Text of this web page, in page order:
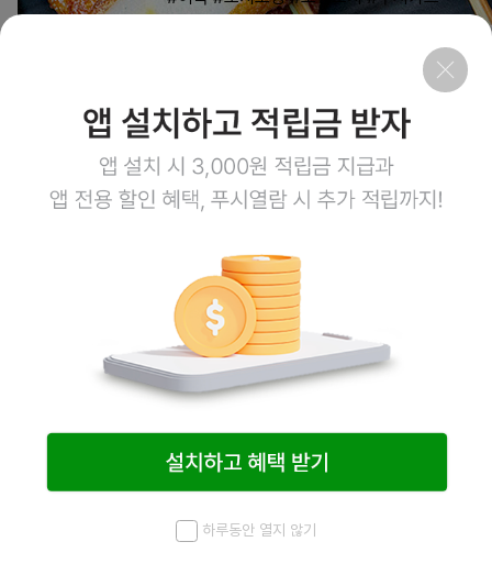
1+1
적색 사각한뺀 600g
20g*30EA
Sold Out
하루동안 열지 않기